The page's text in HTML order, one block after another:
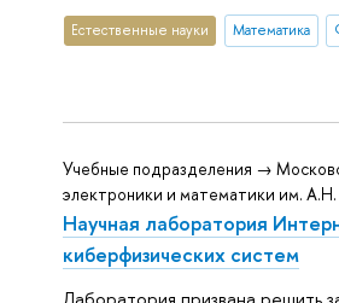
Естественные науки Математика
Учебные подразделения →
электроники и математики им. А.Н.
Научная лаборатория
киберфизических систем